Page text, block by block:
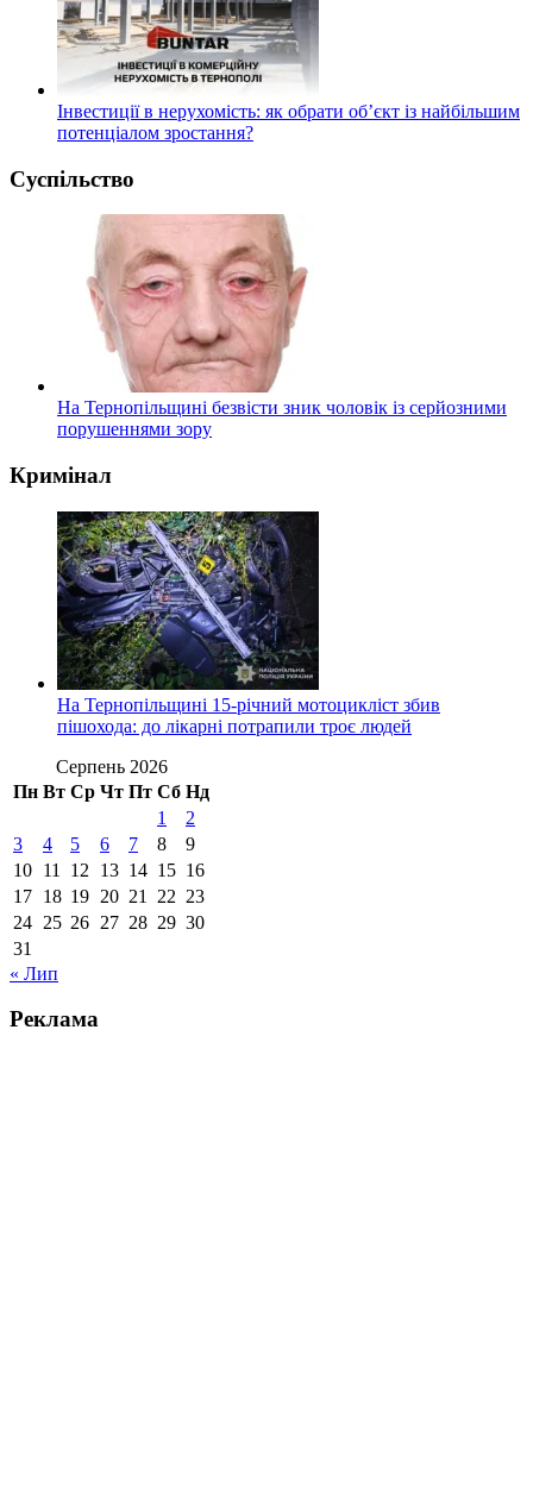
Інвестиції в нерухомість: як обрати об’єкт із найбільшим
потенціалом зростання?
Суспільство
На Тернопільщині безвісти зник чоловік із серйозними
порушеннями зору
Кримінал
На Тернопільщині 15-річний мотоцикліст збив
пішохода: до лікарні потрапили троє людей
Серпень 2026
Пн Вт Ср Чт Пт Сб Нд
1
2
3
4 5 6 7 8
9
10 11 12 13 14 15 16
17 18 19 20 21 22 23
24 25 26 27 28 29 30
31
« Лип
Реклама